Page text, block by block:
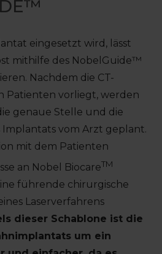
eingesetzt wird, lässt
mithilfe des NobelGuide™
Nachdem die CT-
Patienten vorliegt, werden
genaue Stelle und die
vom Arzt geplant.
mit dem Patienten
an Nobel BiocareTM
führende chirurgische
Laserverfahrens
dieser Schablone ist die
um ein